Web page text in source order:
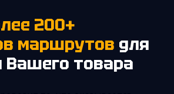
маршрутов для
Вашего товара